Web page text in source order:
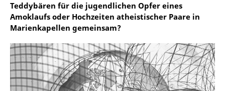
Teddybären für die jugendlichen Opfer eines
Amoklaufs oder Hochzeiten atheistischer Paare in
Marienkapellen gemeinsam?